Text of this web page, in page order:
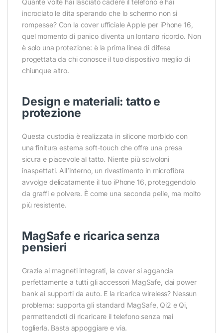
incrociato le dita sperando che lo schermo non si
rompesse? Con la cover ufficiale Apple per iPhone 16,
quel momento di panico diventa un lontano ricordo. Non
è solo una protezione: è la prima linea di difesa
progettata da chi conosce il tuo dispositivo meglio di
chiunque altro.
Design e materiali: tatto e
protezione
Questa custodia è realizzata in silicone morbido con
una finitura esterna soft-touch che offre una presa
sicura e piacevole al tatto. Niente più scivoloni
inaspettati. All’interno, un rivestimento in microfibra
avvolge delicatamente il tuo iPhone 16, proteggendolo
da graffi e polvere. È come una seconda pelle, ma molto
più resistente.
MagSafe e ricarica senza
pensieri
Grazie ai magneti integrati, la cover si aggancia
perfettamente a tutti gli accessori MagSafe, dai power
bank ai supporti da auto. E la ricarica wireless? Nessun
problema: supporta gli standard MagSafe, Qi2 e Qi,
permettendoti di ricaricare il telefono senza mai
toglierla. Basta appoggiare e via.